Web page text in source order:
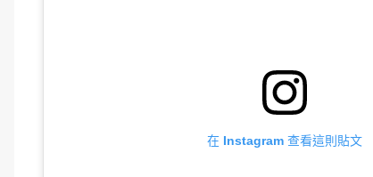
在 Instagram 查看這則貼文